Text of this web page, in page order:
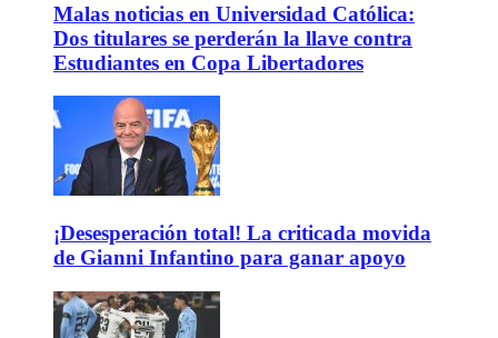
Malas noticias en Universidad Católica:
Dos titulares se perderán la llave contra
Estudiantes en Copa Libertadores
¡Desesperación total! La criticada movida
de Gianni Infantino para ganar apoyo